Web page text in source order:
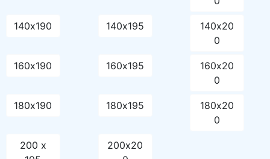
140х190 140х195
140х20
0
160х190 160х195
160х20
0
180х190 180х195
180х20
0
200 x
200х20